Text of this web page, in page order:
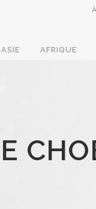
ASIE AFRIQUE